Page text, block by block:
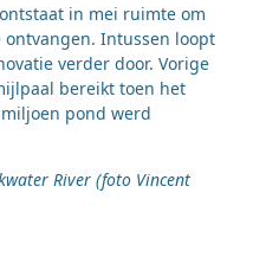
in mei ruimte om
ontvangen. Intussen loopt
verder door. Vorige
bereikt toen het
pond werd
River (foto Vincent